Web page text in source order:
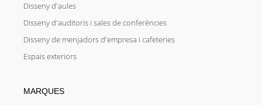
Disseny d'aules
Disseny d'auditoris i sales de conferències
Disseny de menjadors d'empresa i cafeteries
Espais exteriors
MARQUES